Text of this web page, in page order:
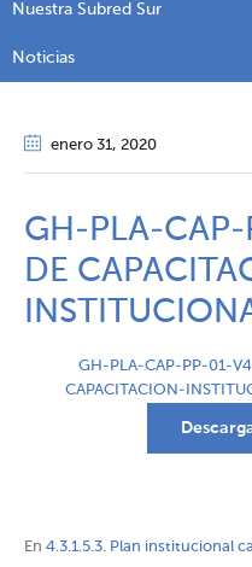
Nuestra Subred Sur
Noticias
enero 31, 2020
GH-PLA-CAP-
DE
GH-PLA-CAP-PP-01-
CAPACITACION-
En 4.3.1.5.3. Plan institucional